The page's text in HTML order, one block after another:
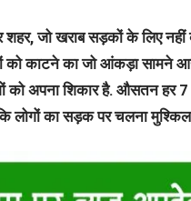
शहर, जो खराब सड़कों के लिए
को काटने का जो आंकड़ा
को अपना शिकार है. औसतन हर 7
लोगों का सड़क पर चलना मुश्किल